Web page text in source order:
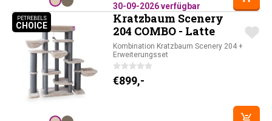
30-09-2026 verfügbar
PETREBELS
CHOICEPETREBELS CHOICE
Kratzbaum Scenery
204 COMBO - Latte
Kombination Kratzbaum Scenery 204 +
Erweiterungsset
€899,-